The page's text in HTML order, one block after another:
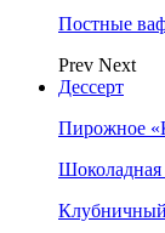
Постные
Prev Next
Дессерт
Пирожное
Шоколадная